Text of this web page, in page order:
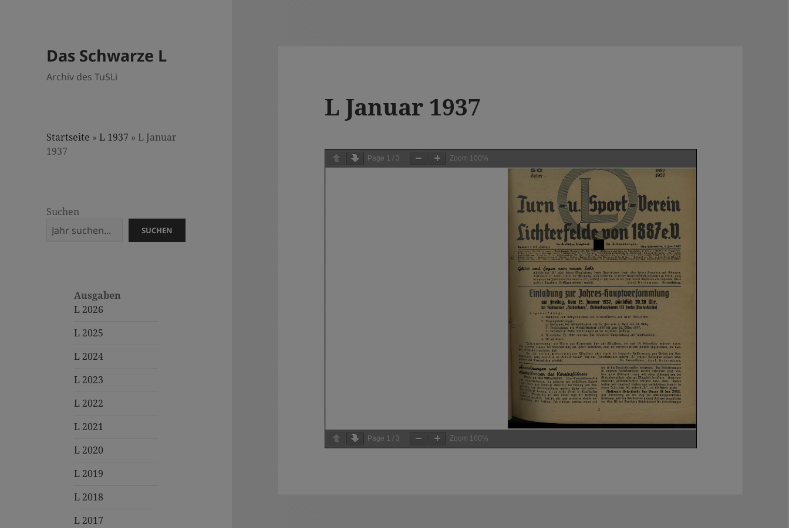
Das Schwarze L
Archiv des TuSLi
Startseite »L 1937 » L Januar
1937
Suchen
SUCHEN
Ausgaben
L 2026
L 2025
L 2024
L 2023
L 2022
L 2021
L 2020
L 2019
L 2018
L 2017
L Januar 1937
Page 1 / 3 Zoom 100%
Page 1 / 3 Zoom 100%